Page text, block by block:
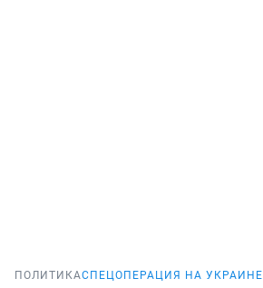
ПОЛИТИКАСПЕЦОПЕРАЦИЯ НА УКРАИНЕ